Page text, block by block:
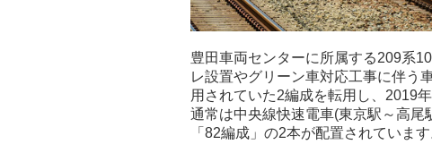
豊田車両センターに所属する209系
レ設置やグリーン車対応工事に伴う
用されていた2編成を転用し、2019
通常は中央線快速電車(東京駅～高
「82編成」の2本が配置されています